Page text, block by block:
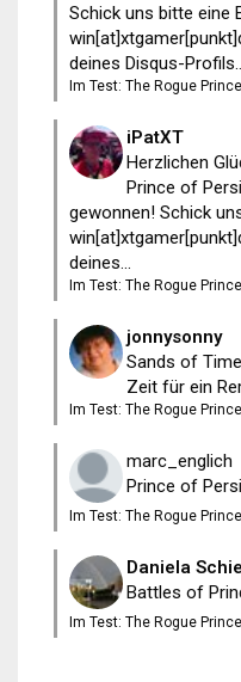
Schick uns bitte eine
deines Disqus-
Im Test: The Rogue
iPatXT
Herzlichen
Prince of
gewonnen! Schick
deines...
Im Test: The Rogue
jonnysonny
Sands of
Zeit für ein
Im Test: The Rogue
marc_englich
Prince of
Im Test: The Rogue
Daniela
Battles of
Im Test: The Rogue